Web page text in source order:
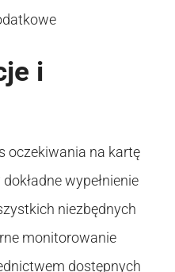
i
oczekiwania na kartę
wypełnienie
niezbędnych
monitorowanie
dostępnych